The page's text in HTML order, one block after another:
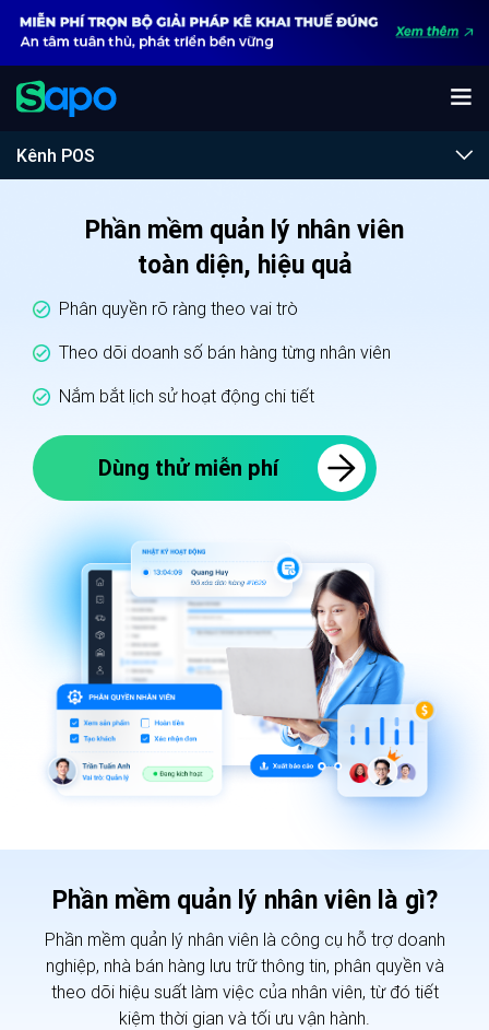
Kênh POS
Phần mềm quản lý nhân viên
toàn diện, hiệu quả
Phân quyền rõ ràng theo vai trò
Theo dõi doanh số bán hàng từng nhân viên
Nắm bắt lịch sử hoạt động chi tiết
Dùng thử miễn phí
Phần mềm quản lý nhân viên là gì?
Phần mềm quản lý nhân viên là công cụ hỗ trợ doanh
nghiệp, nhà bán hàng lưu trữ thông tin, phân quyền và
theo dõi hiệu suất làm việc của nhân viên, từ đó tiết
kiệm thời gian và tối ưu vận hành.